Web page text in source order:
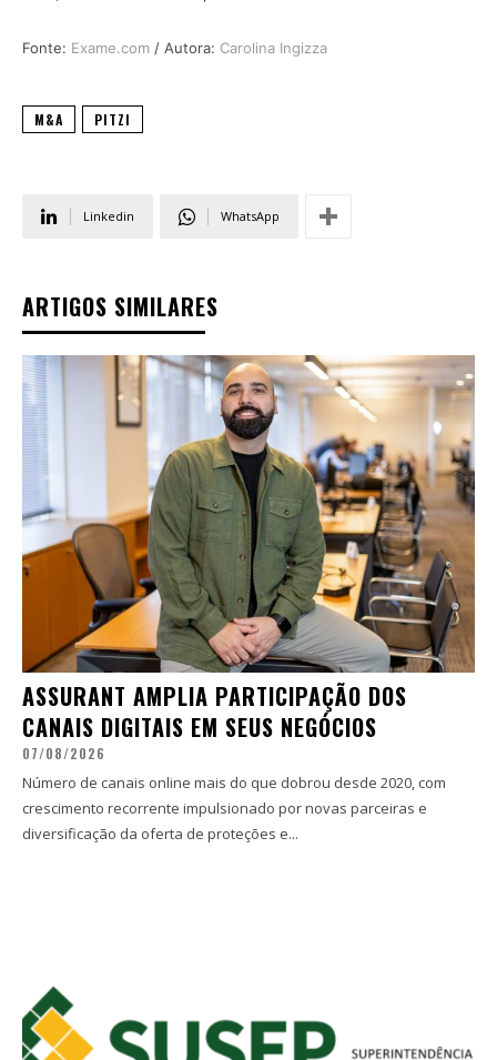
Fonte: Exame.com / Autora: Carolina Ingizza
M&A PITZI
Linkedin WhatsApp
ARTIGOS SIMILARES
ASSURANT AMPLIA PARTICIPAÇÃO DOS
CANAIS DIGITAIS EM SEUS NEGÓCIOS
07/08/2026
Número de canais online mais do que dobrou desde 2020, com
crescimento recorrente impulsionado por novas parceiras e
diversificação da oferta de proteções e...